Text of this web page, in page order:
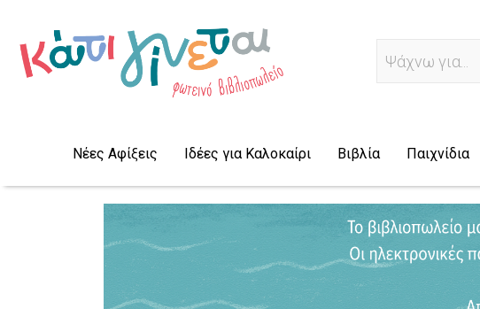
Αναζήτηση.
Νέες Αφίξεις Ιδέες για Καλοκαίρι Βιβλία Παιχνίδια